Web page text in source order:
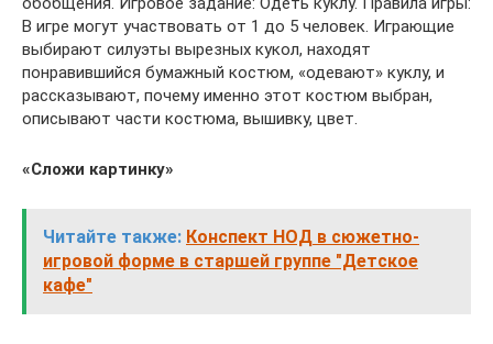
В игре могут участвовать от 1 до 5 человек. Играющие
выбирают силуэты вырезных кукол, находят
понравившийся бумажный костюм, «одевают» куклу, и
рассказывают, почему именно этот костюм выбран,
описывают части костюма, вышивку, цвет.
«Сложи картинку»
Читайте также: Конспект НОД в сюжетно-
игровой форме в старшей группе "Детское
кафе"